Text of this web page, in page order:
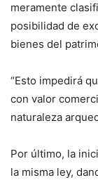
meramente
posibilidad de
bienes del
“Esto impedirá
con valor
naturaleza
Por último, la
la misma ley,